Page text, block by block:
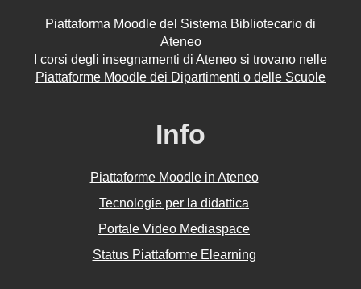
Piattaforma Moodle del Sistema Bibliotecario di
Ateneo
I corsi degli insegnamenti di Ateneo si trovano nelle
Piattaforme Moodle dei Dipartimenti o delle Scuole
Info
Piattaforme Moodle in Ateneo
Tecnologie per la didattica
Portale Video Mediaspace
Status Piattaforme Elearning